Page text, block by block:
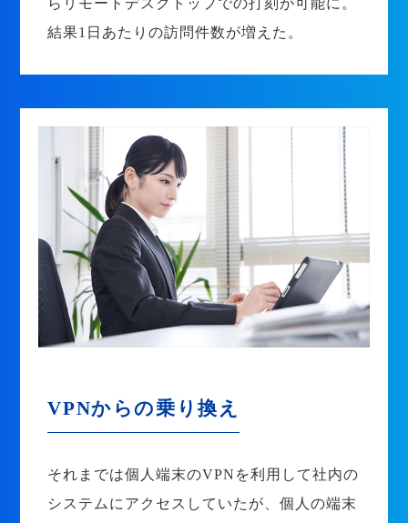
らリモートデスクトップでの打刻が可能に。
結果1日あたりの訪問件数が増えた。
VPNからの乗り換え
それまでは個人端末のVPNを利用して社内の
システムにアクセスしていたが、個人の端末